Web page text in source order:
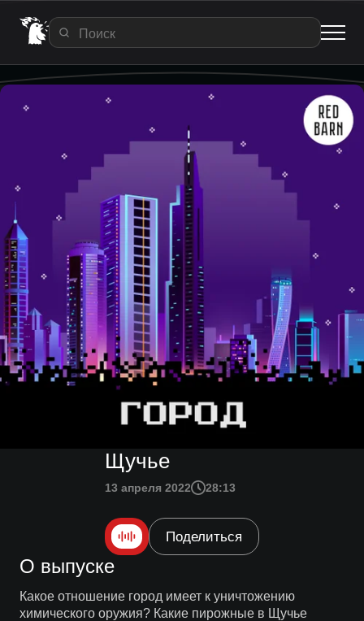
Щучье
13 апреля 2022 28:13
Поделиться
О выпуске
Какое отношение город имеет к уничтожению
химического оружия? Какие пирожные в Щучье